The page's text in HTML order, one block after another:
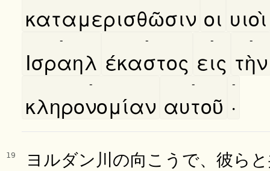
καταμερισθῶσιν οι υιοὶ
Ισραηλ
-
έκαστος
-
εις
-
τὴν
-
κληρονομίαν
-
αυτοῦ
-
·
-
19
ヨルダン川の向こうで、彼ら